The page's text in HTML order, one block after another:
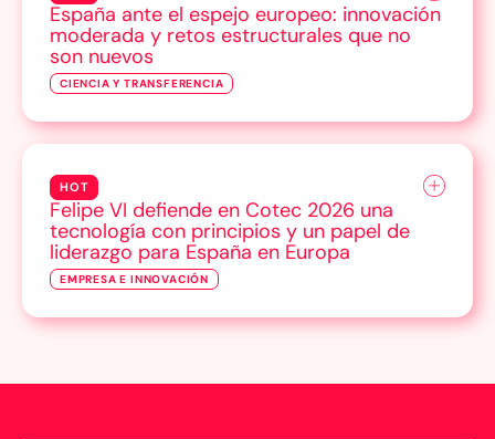
España ante el espejo europeo: innovación
moderada y retos estructurales que no
son nuevos
CIENCIA Y TRANSFERENCIA
HOT
Felipe VI defiende en Cotec 2026 una
tecnología con principios y un papel de
liderazgo para España en Europa
EMPRESA E INNOVACIÓN